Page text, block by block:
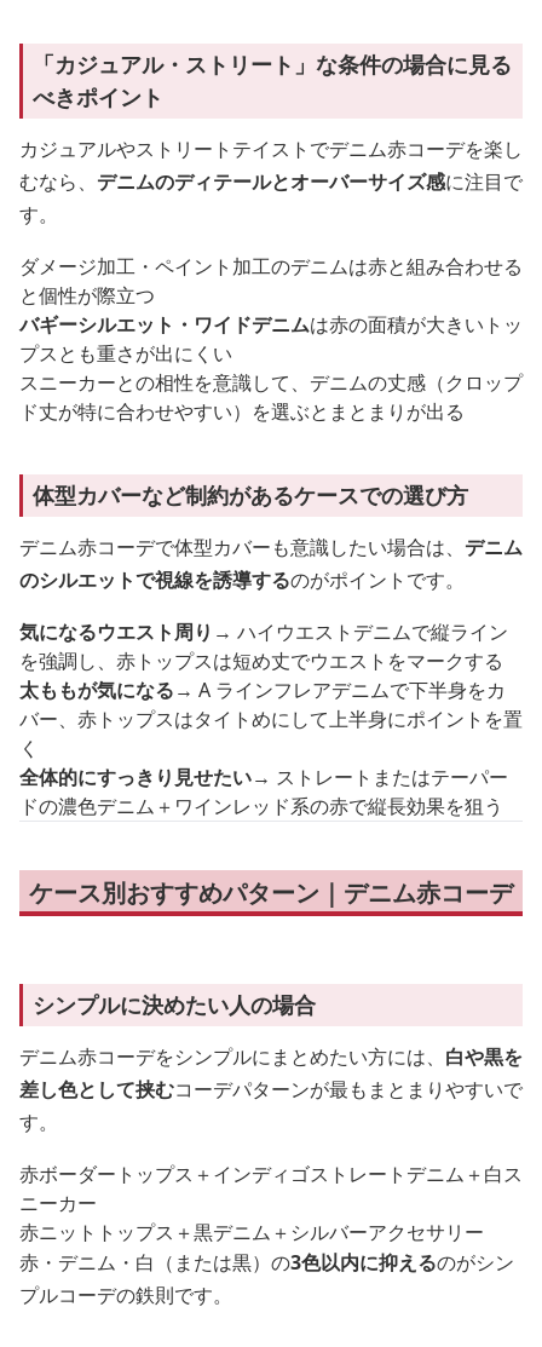
「カジュアル・ストリート」な条件の場合に見る
べきポイント
カジュアルやストリートテイストでデニム赤コーデを楽し
むなら、 デニムのディテールとオーバーサイズ感に注目で
す。
ダメージ加工・ペイント加工のデニムは赤と組み合わせる
と個性が際立つ
バギーシルエット・ワイドデニムは赤の面積が大きいトッ
プスとも重さが出にくい
スニーカーとの相性を意識して、デニムの丈感（クロップ
ド丈が特に合わせやすい）を選ぶとまとまりが出る
体型カバーなど制約があるケースでの選び方
デニム赤コーデで体型カバーも意識したい場合は、 デニム
のシルエットで視線を誘導するのがポイントです。
気になるウエスト周り → ハイウエストデニムで縦ライン
を強調し、赤トップスは短め丈でウエストをマークする
太ももが気になる→ A ラインフレアデニムで下半身をカ
バー、赤トップスはタイトめにして上半身にポイントを置
く
全体的にすっきり見せたい→ ストレートまたはテーパー
ドの濃色デニム＋ワインレッド系の赤で縦長効果を狙う
ケース別おすすめパターン｜デニム赤コーデ
シンプルに決めたい人の場合
デニム赤コーデをシンプルにまとめたい方には、 白や黒を
差し色として挟むコーデパターンが最もまとまりやすいで
す。
赤ボーダートップス＋インディゴストレートデニム＋白ス
ニーカー
赤ニットトップス＋黒デニム＋シルバーアクセサリー
赤・デニム・白（または黒）の3色以内に抑えるのがシン
プルコーデの鉄則です。